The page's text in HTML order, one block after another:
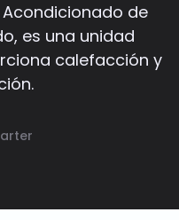
Acondicionado de
es una unidad
calefacción y